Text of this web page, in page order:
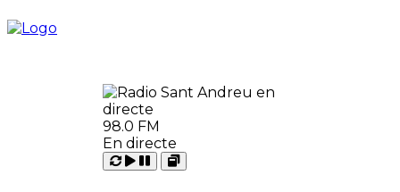
98.0 FM
En directe
Carregant
Reproduir
Pausar
Open